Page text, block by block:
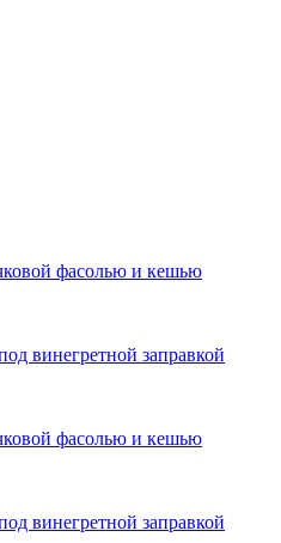
фасолью и кешью
винегретной заправкой
фасолью и кешью
винегретной заправкой